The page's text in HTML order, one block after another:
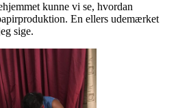
kunne vi se, hvordan
En ellers udemærket
sige.